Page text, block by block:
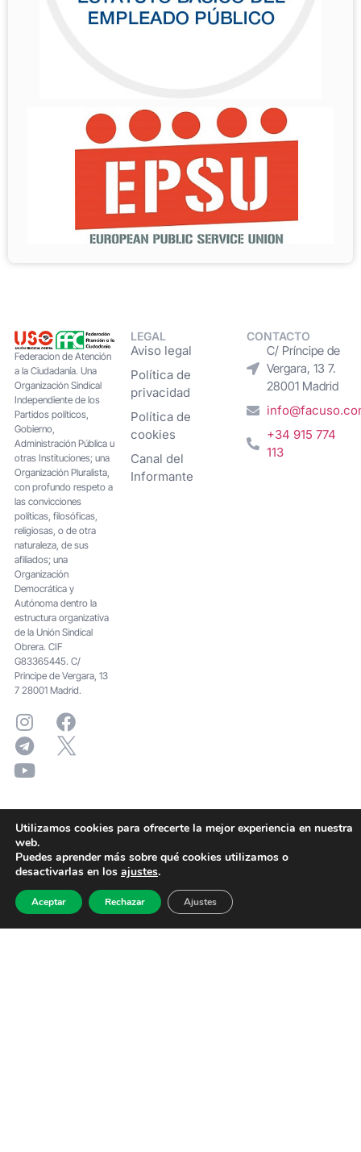
Federacion de Atención
a la Ciudadanía. Una
Organización Sindical
Independiente de los
Partidos políticos,
Gobierno,
Administración Pública u
otras Instituciones; una
Organización Pluralista,
con profundo respeto a
las convicciones
políticas, filosóficas,
religiosas, o de otra
naturaleza, de sus
afiliados; una
Organización
Democrática y
Autónoma dentro la
estructura organizativa
de la Unión Sindical
Obrera. CIF
G83365445. C/
Principe de Vergara, 13
7 28001 Madrid.
LEGAL
Aviso legal
Política de
privacidad
Política de
cookies
Canal del
Informante
CONTACTO
C/ Príncipe de
Vergara, 13 7.
28001 Madrid
+34 915 774
113
Utilizamos cookies para ofrecerte la mejor experiencia en nuestra
web.
Puedes aprender más sobre qué cookies utilizamos o
desactivarlas en los ajustes.
Aceptar Rechazar Ajustes